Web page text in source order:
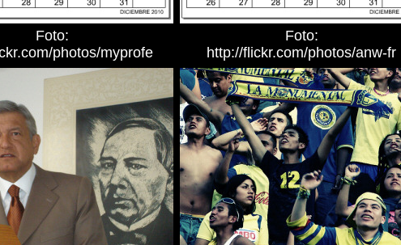
Foto:
photos/myprofe
Foto:
http://flickr.com/photos/anw-fr